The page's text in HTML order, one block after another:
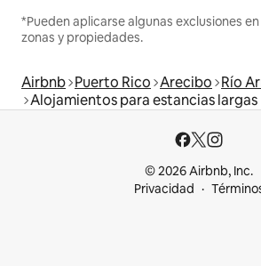
*Pueden aplicarse algunas exclusiones
zonas y propiedades.
Airbnb Puerto Rico Arecibo Río
Alojamientos para estancias largas
© 2026 Airbnb, Inc.
Privacidad